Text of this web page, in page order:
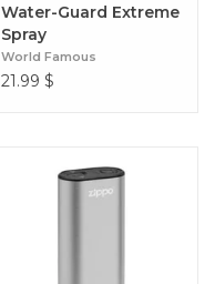
Water-Guard Extreme
Spray
World Famous
21.99 $